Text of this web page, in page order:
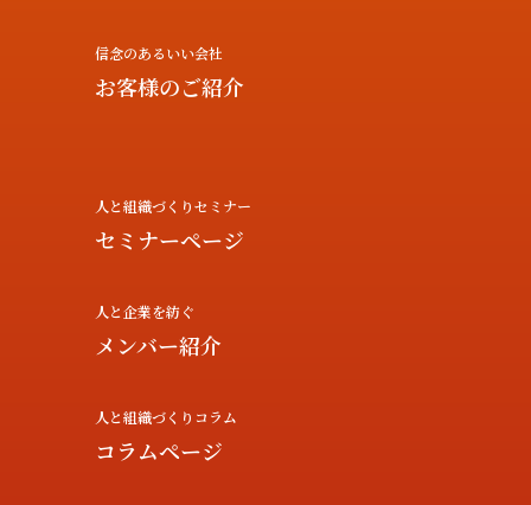
信念のあるいい会社
お客様のご紹介
人と組織づくりセミナー
セミナーページ
人と企業を紡ぐ
メンバー紹介
人と組織づくりコラム
コラムページ